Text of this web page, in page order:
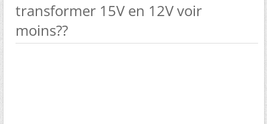
transformer 15V en 12V voir
moins??